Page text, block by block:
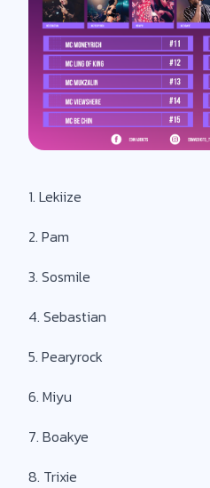
1. Lekiize
2. Pam
3. Sosmile
4. Sebastian
5. Pearyrock
6. Miyu
7. Boakye
8. Trixie